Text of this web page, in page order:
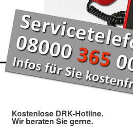
Kostenlose DRK-Hotline.
Wir beraten Sie gerne.